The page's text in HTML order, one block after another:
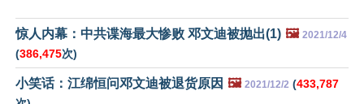
惊人内幕：中共谍海最大惨败 邓文迪被抛出(1) 🖼️ 2021/12/4
(386,475次)
小笑话：江绵恒问邓文迪被退货原因 🖼️ 2021/12/2 (433,787